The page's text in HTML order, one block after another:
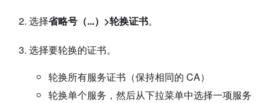
选择省略号（...）>轮换证书。
选择要轮换的证书。
轮换所有服务证书（保持相同的 CA）
轮换单个服务，然后从下拉菜单中选择一项服务